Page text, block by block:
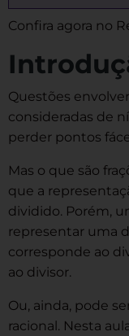
Confira agora no
Questões
consideradas de
perder pontos
Mas o que são
que a
dividido. Porém,
representar uma
corresponde ao
ao divisor.
Ou, ainda, pode
racional. Nesta